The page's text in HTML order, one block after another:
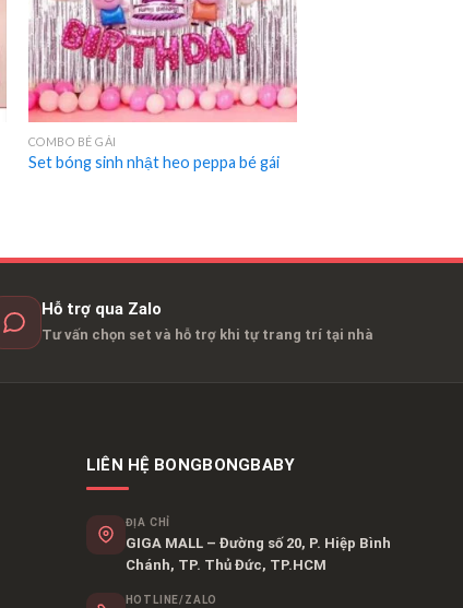
COMBO BÉ GÁI
Set bóng sinh nhật heo peppa bé gái
Hỗ trợ qua Zalo
Tư vấn chọn set và hỗ trợ khi tự trang trí tại nhà
LIÊN HỆ BONGBONGBABY
ĐỊA CHỈ
GIGA MALL – Đường số 20, P. Hiệp Bình
Chánh, TP. Thủ Đức, TP.HCM
HOTLINE/ZALO